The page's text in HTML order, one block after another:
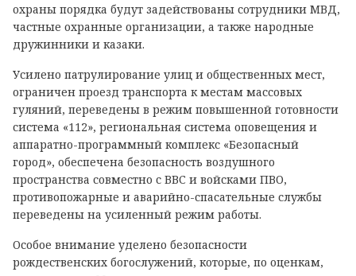
охраны порядка будут задействованы сотрудники МВД,
частные охранные организации, а также народные
дружинники и казаки.
Усилено патрулирование улиц и общественных мест,
ограничен проезд транспорта к местам массовых
гуляний, переведены в режим повышенной готовности
система «112», региональная система оповещения и
аппаратно-программный комплекс «Безопасный
город», обеспечена безопасность воздушного
пространства совместно с ВВС и войсками ПВО,
противопожарные и аварийно-спасательные службы
переведены на усиленный режим работы.
Особое внимание уделено безопасности
рождественских богослужений, которые, по оценкам,